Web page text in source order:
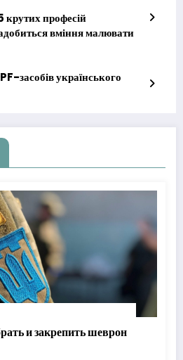
професій
вміння малювати
засобів українського
и закрепить шеврон